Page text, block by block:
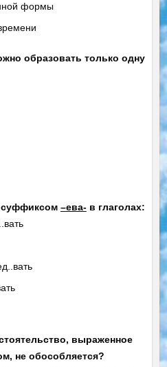
формы
образовать только одну
суффиксом –ева-в глаголах:
выраженное
не обособляется?